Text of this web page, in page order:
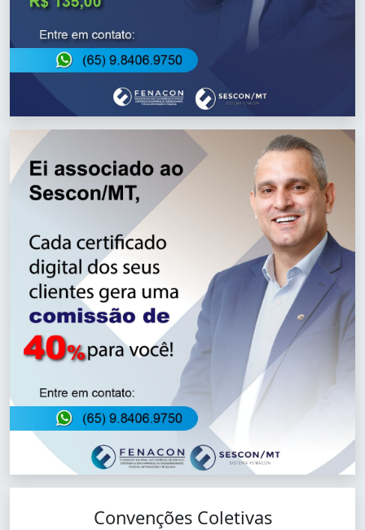
Convenções Coletivas